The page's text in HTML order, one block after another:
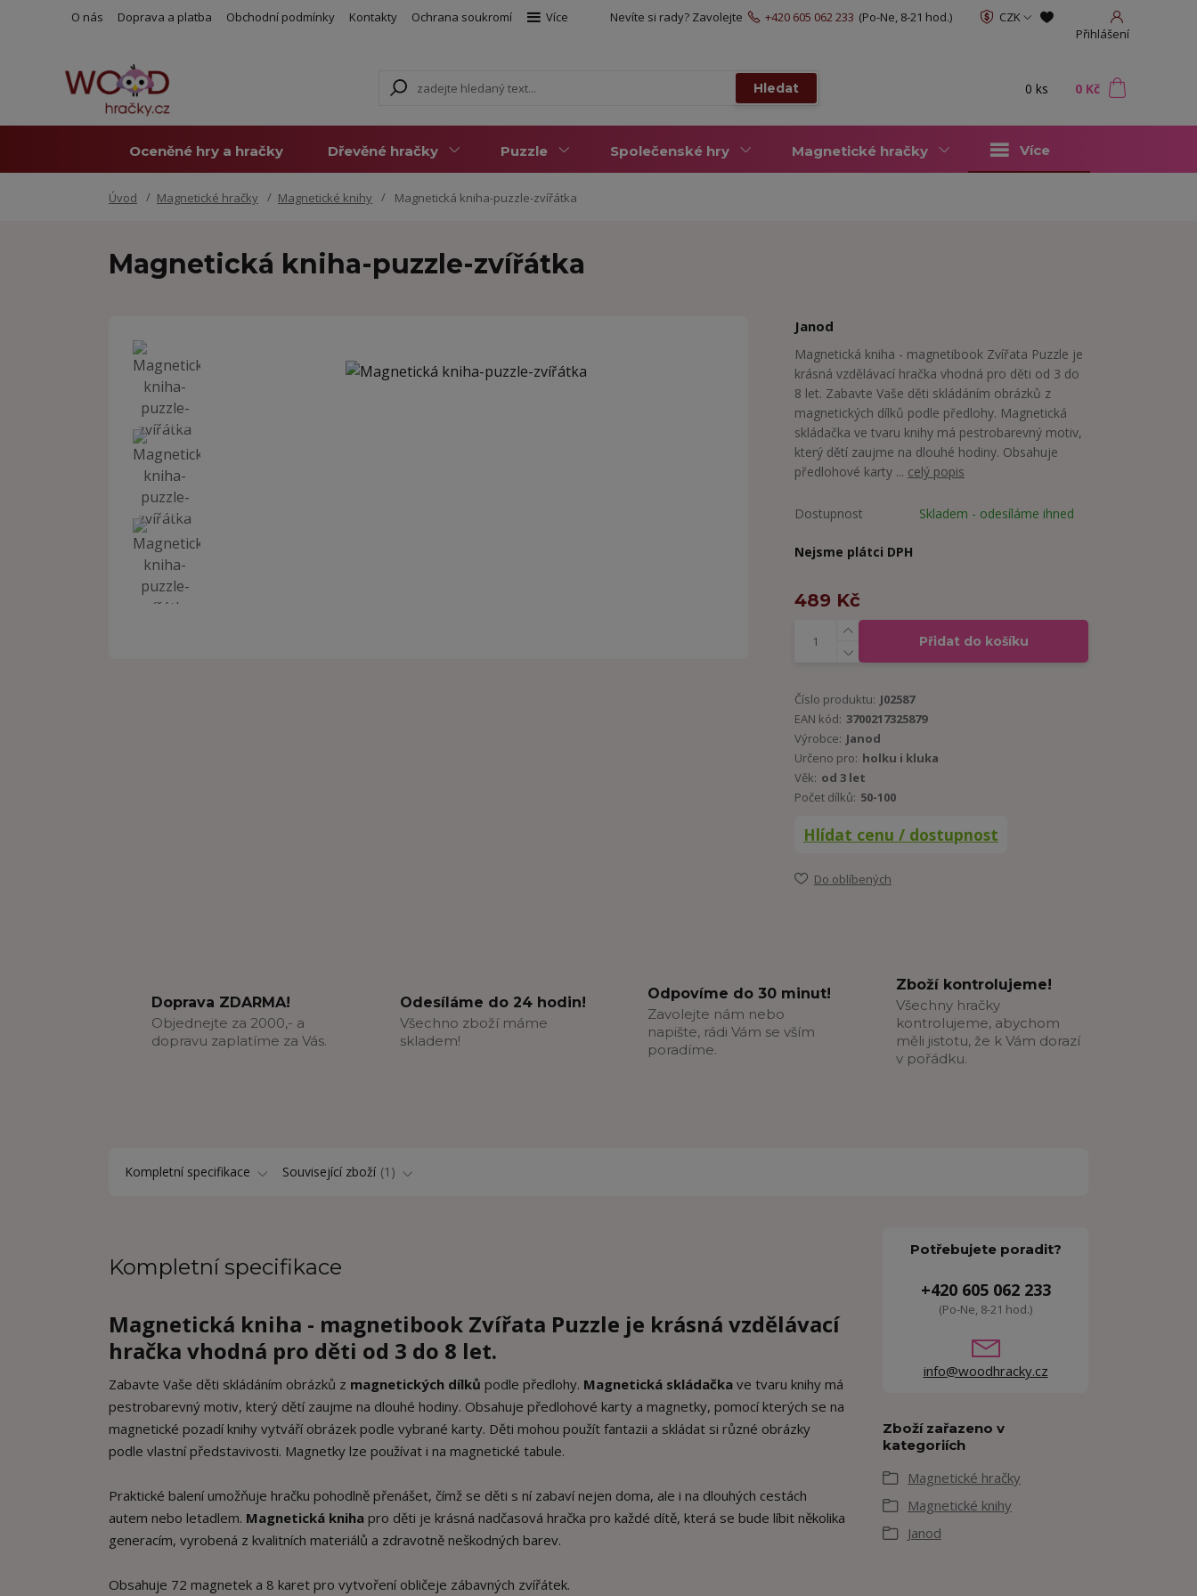
O nás Doprava a platba Obchodní podmínky Kontakty Ochrana soukromí Více
CZK
Přihlášení
Hledat
Nevíte si rady? Zavolejte +420 605 062 233 (Po-Ne, 8-21 hod.)
0 ks 0 Kč
Oceněné hry a hračky Dřevěné hračky Puzzle Společenské hry Magnetické hračky Více
Úvod Magnetické hračky Magnetické knihy Magnetická kniha-puzzle-zvířátka
Magnetická kniha-puzzle-zvířátka
Janod
Magnetická kniha - magnetibook Zvířata Puzzle je
krásná vzdělávací hračka vhodná pro děti od 3 do
8 let. Zabavte Vaše děti skládáním obrázků z
magnetických dílků podle předlohy. Magnetická
skládačka ve tvaru knihy má pestrobarevný motiv,
který dětí zaujme na dlouhé hodiny. Obsahuje
předlohové karty ... celý popis
Dostupnost Skladem - odesíláme ihned
Nejsme plátci DPH
489 Kč
Přidat do košíku
Číslo produktu: J02587
EAN kód: 3700217325879
Výrobce: Janod
Určeno pro: holku i kluka
Věk: od 3 let
Počet dílků: 50-100
Hlídat cenu / dostupnost
Do oblíbených
Doprava ZDARMA!
Objednejte za 2000,- a
dopravu zaplatíme za Vás.
Odesíláme do 24 hodin!
Všechno zboží máme
skladem!
Odpovíme do 30 minut!
Zavolejte nám nebo
napište, rádi Vám se vším
poradíme.
Zboží kontrolujeme!
Všechny hračky
kontrolujeme, abychom
měli jistotu, že k Vám dorazí
v pořádku.
Kompletní specifikace Související zboží 1
Kompletní specifikace
Magnetická kniha - magnetibook Zvířata Puzzle je krásná vzdělávací
hračka vhodná pro děti od 3 do 8 let.
Zabavte Vaše děti skládáním obrázků z magnetických dílků podle předlohy. Magnetická skládačka ve tvaru knihy má
pestrobarevný motiv, který dětí zaujme na dlouhé hodiny. Obsahuje předlohové karty a magnetky, pomocí kterých se na
magnetické pozadí knihy vytváří obrázek podle vybrané karty. Děti mohou použít fantazii a skládat si různé obrázky
podle vlastní představivosti. Magnetky lze používat i na magnetické tabule.
Praktické balení umožňuje hračku pohodlně přenášet, čímž se děti s ní zabaví nejen doma, ale i na dlouhých cestách
autem nebo letadlem. Magnetická kniha pro děti je krásná nadčasová hračka pro každé dítě, která se bude líbit několika
generacím, vyrobená z kvalitních materiálů a zdravotně neškodných barev.
Obsahuje 72 magnetek a 8 karet pro vytvoření obličeje zábavných zvířátek.
Potřebujete poradit?
+420 605 062 233
(Po-Ne, 8-21 hod.)
info@woodhracky.cz
Zboží zařazeno v
kategoriích
Magnetické hračky
Magnetické knihy
Janod